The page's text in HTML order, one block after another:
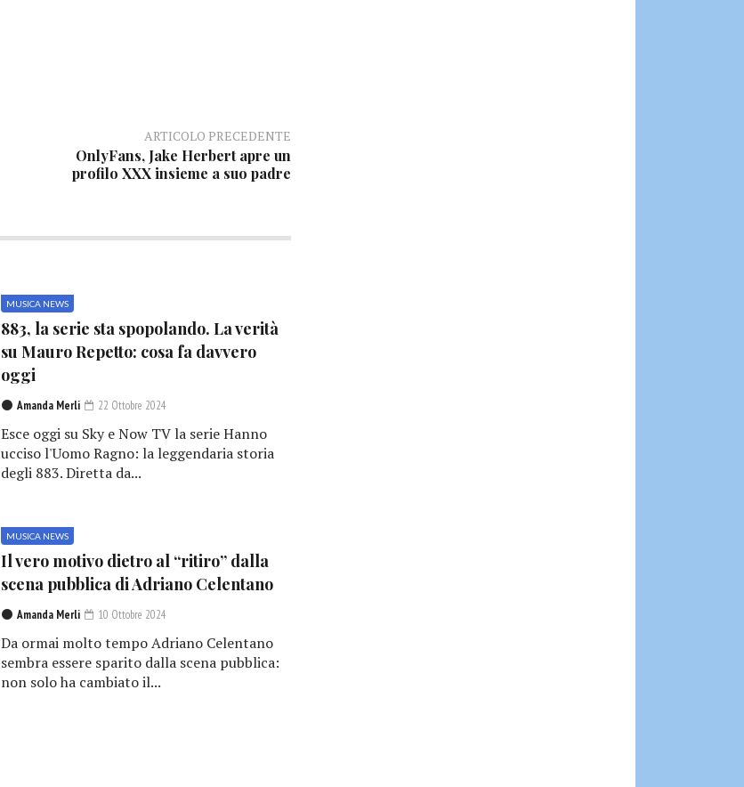
ARTICOLO PRECEDENTE
OnlyFans, Jake Herbert apre un
profilo XXX insieme a suo padre
MUSICA NEWS
883, la serie sta spopolando. La verità
su Mauro Repetto: cosa fa davvero
oggi
Amanda Merli 22 Ottobre 2024
Esce oggi su Sky e Now TV la serie Hanno
ucciso l'Uomo Ragno: la leggendaria storia
degli 883. Diretta da...
MUSICA NEWS
Il vero motivo dietro al “ritiro” dalla
scena pubblica di Adriano Celentano
Amanda Merli 10 Ottobre 2024
Da ormai molto tempo Adriano Celentano
sembra essere sparito dalla scena pubblica:
non solo ha cambiato il...